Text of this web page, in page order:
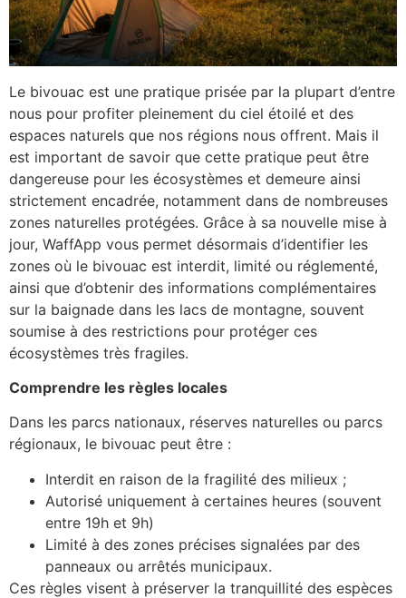
Le bivouac est une pratique prisée par la plupart d’entre
nous pour profiter pleinement du ciel étoilé et des
espaces naturels que nos régions nous offrent. Mais il
est important de savoir que cette pratique peut être
dangereuse pour les écosystèmes et demeure ainsi
strictement encadrée, notamment dans de nombreuses
zones naturelles protégées. Grâce à sa nouvelle mise à
jour, WaffApp vous permet désormais d’identifier les
zones où le bivouac est interdit, limité ou réglementé,
ainsi que d’obtenir des informations complémentaires
sur la baignade dans les lacs de montagne, souvent
soumise à des restrictions pour protéger ces
écosystèmes très fragiles.
Comprendre les règles locales
Dans les parcs nationaux, réserves naturelles ou parcs
régionaux, le bivouac peut être :
Interdit en raison de la fragilité des milieux ;
Autorisé uniquement à certaines heures (souvent
entre 19h et 9h)
Limité à des zones précises signalées par des
panneaux ou arrêtés municipaux.
Ces règles visent à préserver la tranquillité des espèces